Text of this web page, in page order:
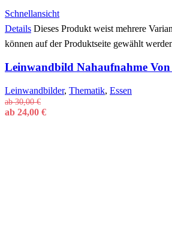
Schnellansicht
Details Dieses Produkt weist mehrere
können auf der Produktseite gewählt
Leinwandbild Nahaufnahme Von
Leinwandbilder, Thematik, Essen
ab30,00€
ab 24,00 €